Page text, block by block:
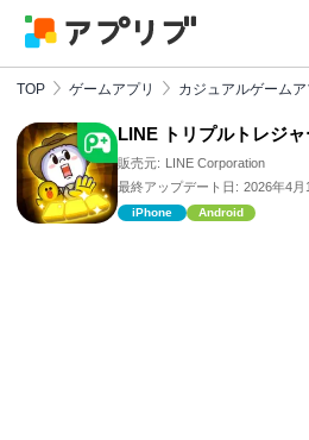
TOP ゲームアプリ カジュアルゲームア
LINE トリプルトレジャ
販売元: LINE Corporation
最終アップデート日: 2026年4月
iPhone Android